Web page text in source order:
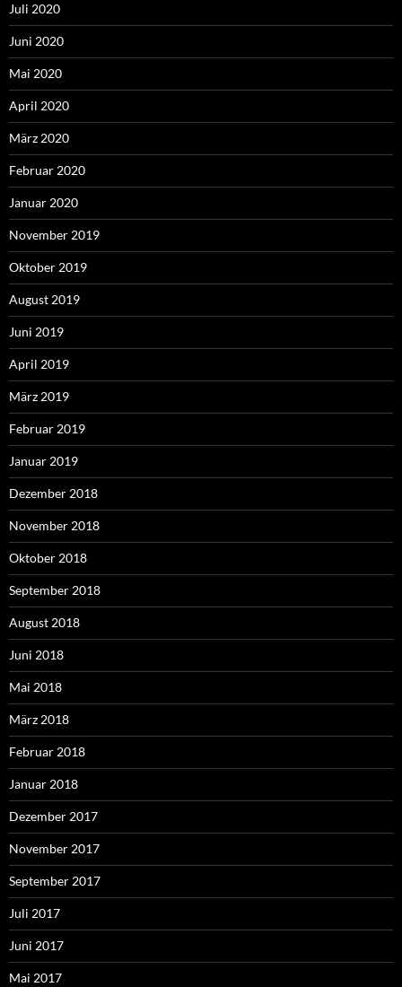
Juli 2020
Juni 2020
Mai 2020
April 2020
März 2020
Februar 2020
Januar 2020
November 2019
Oktober 2019
August 2019
Juni 2019
April 2019
März 2019
Februar 2019
Januar 2019
Dezember 2018
November 2018
Oktober 2018
September 2018
August 2018
Juni 2018
Mai 2018
März 2018
Februar 2018
Januar 2018
Dezember 2017
November 2017
September 2017
Juli 2017
Juni 2017
Mai 2017